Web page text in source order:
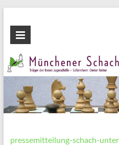
Inhalt
wechseln
Münchener
Schachstiftung
Fördern
Schach
pressemitteilung-schach-